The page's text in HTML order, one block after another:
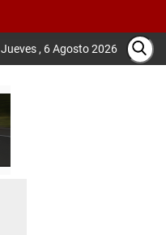
Jueves , 6 Agosto 2026